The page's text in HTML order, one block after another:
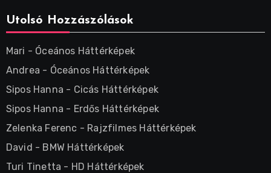
Utolsó Hozzászólások
Mari - Óceános Háttérképek
Andrea - Óceános Háttérképek
Sipos Hanna - Cicás Háttérképek
Sipos Hanna - Erdős Háttérképek
Zelenka Ferenc - Rajzfilmes Háttérképek
David - BMW Háttérképek
Turi Tinetta - HD Háttérképek